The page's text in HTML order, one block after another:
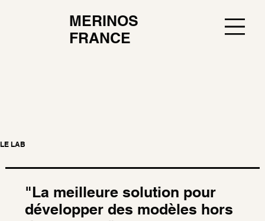
MERINOS
FRANCE
LE LAB
"La meilleure solution pour
développer des modèles hors